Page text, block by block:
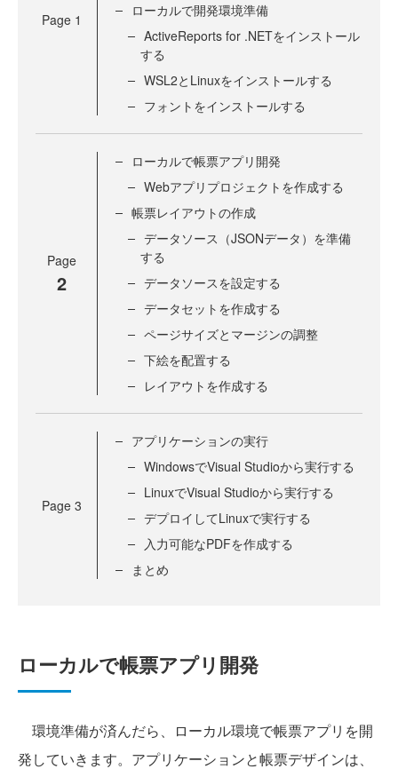
Page 1
ローカルで開発環境準備
ActiveReports for .NETをインストール
する
WSL2とLinuxをインストールする
フォントをインストールする
Page
2
ローカルで帳票アプリ開発
Webアプリプロジェクトを作成する
帳票レイアウトの作成
データソース（JSONデータ）を準備
する
データソースを設定する
データセットを作成する
ページサイズとマージンの調整
下絵を配置する
レイアウトを作成する
Page 3
アプリケーションの実行
WindowsでVisual Studioから実行する
LinuxでVisual Studioから実行する
デプロイしてLinuxで実行する
入力可能なPDFを作成する
まとめ
ローカルで帳票アプリ開発
環境準備が済んだら、ローカル環境で帳票アプリを開
発していきます。アプリケーションと帳票デザインは、